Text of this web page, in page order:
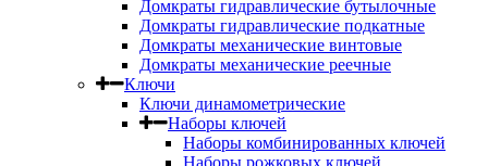
Домкраты гидравлические бутылочные
Домкраты гидравлические подкатные
Домкраты механические винтовые
Домкраты механические реечные
Ключи
Ключи динамометрические
Наборы ключей
Наборы комбинированных ключей
Наборы рожковых ключей